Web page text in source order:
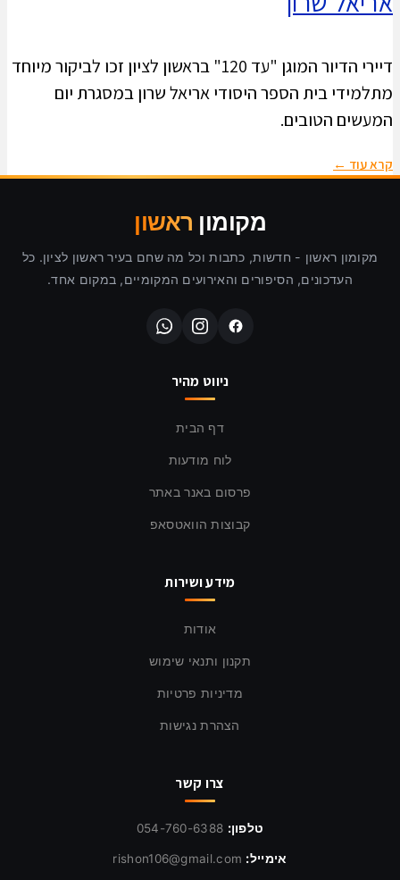
דיירי הדיור המוגן "עד 120" בראשון לציון זכו לביקור מיוחד
מתלמידי בית הספר היסודי אריאל שרון במסגרת יום
המעשים הטובים.
קרא עוד ←
מקומון ראשון
מקומון ראשון - חדשות, כתבות וכל מה שחם בעיר ראשון לציון. כל
העדכונים, הסיפורים והאירועים המקומיים, במקום אחד.
ניווט מהיר
דף הבית
לוח מודעות
פרסום באנר באתר
קבוצות הוואטסאפ
מידע ושירות
אודות
תקנון ותנאי שימוש
מדיניות פרטיות
הצהרת נגישות
צרו קשר
טלפון: 054-760-6388
אימייל: rishon106@gmail.com